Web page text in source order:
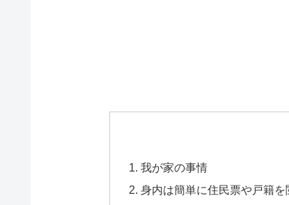
我が家の事情
身内は簡単に住民票や戸籍を